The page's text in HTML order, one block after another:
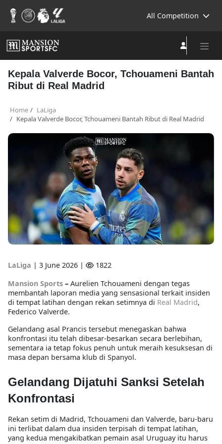
All Competition
Kepala Valverde Bocor, Tchouameni Bantah
Ribut di Real Madrid
Home
LaLiga
Kepala Valverde Bocor, Tchouameni Bantah Ribut di Real Madrid
LaLiga | 3 June 2026 |
1822
Mansion Sports – Aurelien Tchouameni dengan tegas
membantah laporan media yang sensasional terkait insiden
di tempat latihan dengan rekan setimnya di Real Madrid,
Federico Valverde.
Gelandang asal Prancis tersebut menegaskan bahwa
konfrontasi itu telah dibesar-besarkan secara berlebihan,
sementara ia tetap fokus penuh untuk meraih kesuksesan di
masa depan bersama klub di Spanyol.
Gelandang Dijatuhi Sanksi Setelah
Konfrontasi
Rekan setim di Madrid, Tchouameni dan Valverde, baru-baru
ini terlibat dalam dua insiden terpisah di tempat latihan,
yang kedua mengakibatkan pemain asal Uruguay itu harus